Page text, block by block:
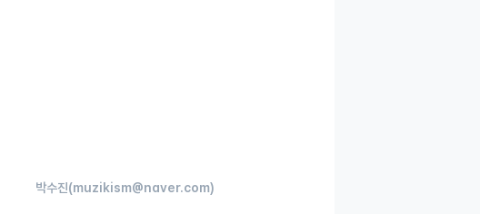
박수진(muzikism@naver.com)